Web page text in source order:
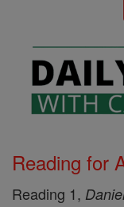
Reading for
Reading 1,